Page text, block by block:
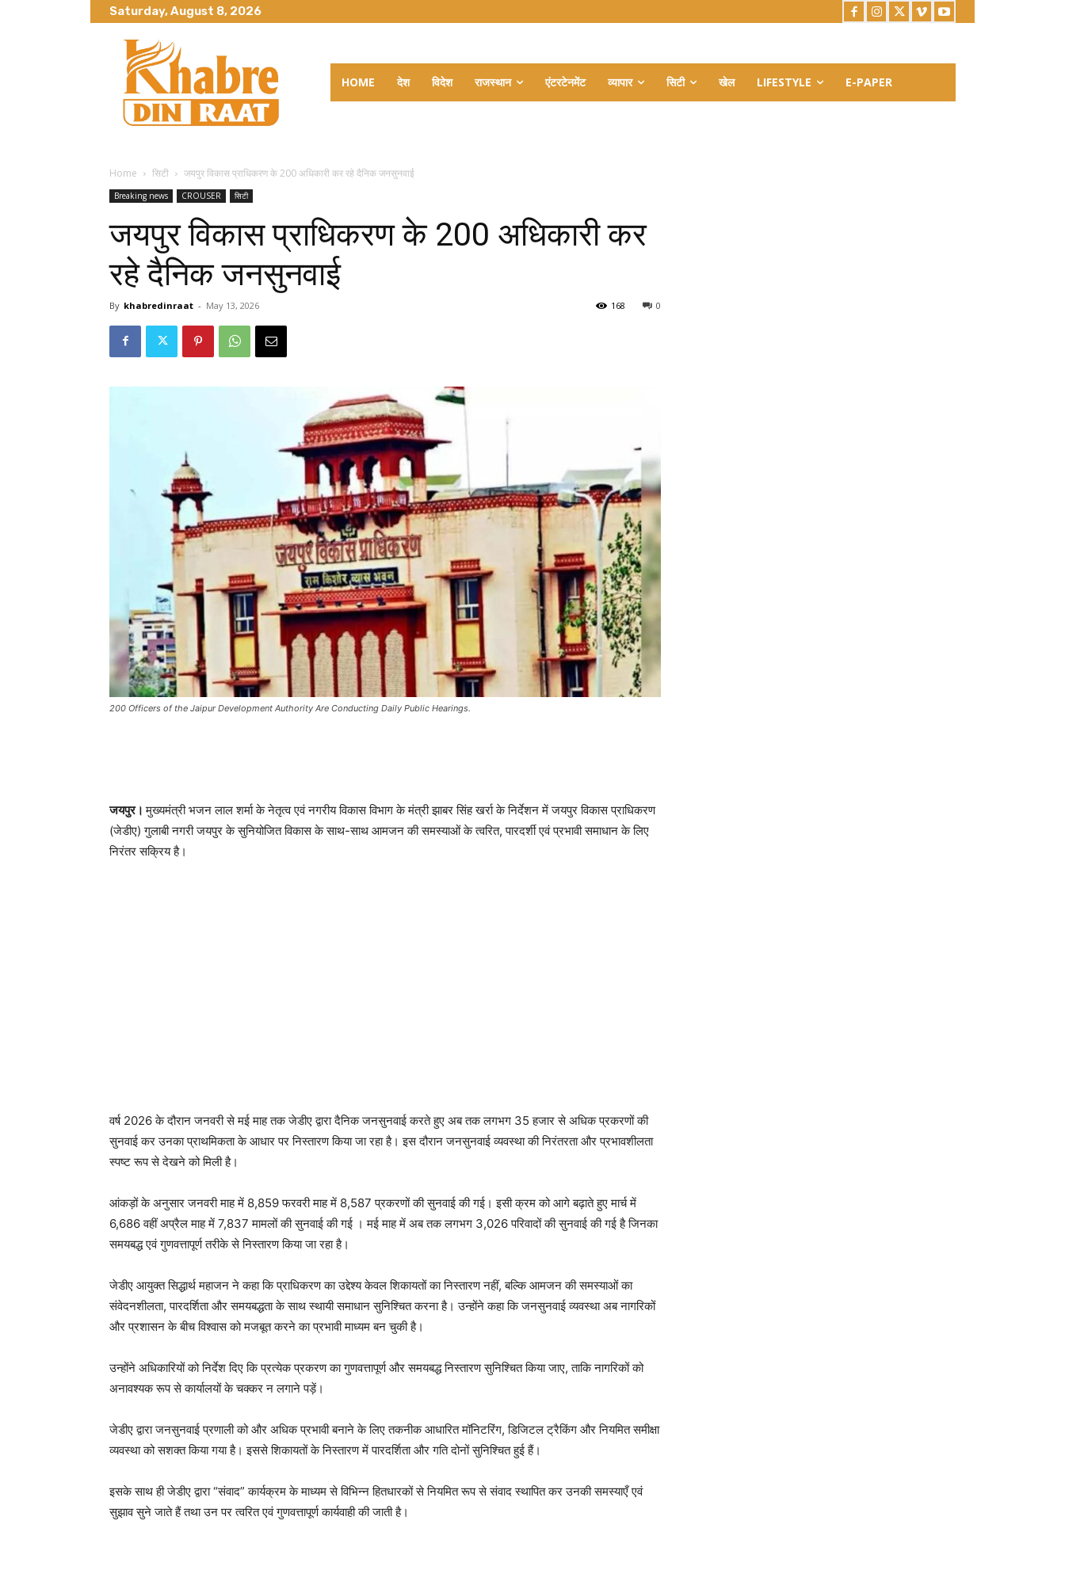
Saturday, August 8, 2026
HOME देश विदेश राजस्थान एंटरटेनमेंट व्यापार सिटी खेल LIFESTYLE E-PAPER
Home सिटी जयपुर विकास प्राधिकरण के 200 अधिकारी कर रहे दैनिक जनसुनवाई
Breaking news CROUSER सिटी
जयपुर विकास प्राधिकरण के 200 अधिकारी कर
रहे दैनिक जनसुनवाई
By khabredinraat - May 13, 2026 0
168
200 Officers of the Jaipur Development Authority Are Conducting Daily Public Hearings.
जयपुर।मुख्यमंत्री भजन लाल शर्मा के नेतृत्व एवं नगरीय विकास विभाग के मंत्री झाबर सिंह खर्रा के निर्देशन में जयपुर विकास प्राधिकरण
(जेडीए) गुलाबी नगरी जयपुर के सुनियोजित विकास के साथ-साथ आमजन की समस्याओं के त्वरित, पारदर्शी एवं प्रभावी समाधान के लिए
निरंतर सक्रिय है।
वर्ष 2026 के दौरान जनवरी से मई माह तक जेडीए द्वारा दैनिक जनसुनवाई करते हुए अब तक लगभग 35 हजार से अधिक प्रकरणों की
सुनवाई कर उनका प्राथमिकता के आधार पर निस्तारण किया जा रहा है। इस दौरान जनसुनवाई व्यवस्था की निरंतरता और प्रभावशीलता
स्पष्ट रूप से देखने को मिली है।
आंकड़ों के अनुसार जनवरी माह में 8,859 फरवरी माह में 8,587 प्रकरणों की सुनवाई की गई। इसी क्रम को आगे बढ़ाते हुए मार्च में
6,686 वहीं अप्रैल माह में 7,837 मामलों की सुनवाई की गई । मई माह में अब तक लगभग 3,026 परिवादों की सुनवाई की गई है जिनका
समयबद्ध एवं गुणवत्तापूर्ण तरीके से निस्तारण किया जा रहा है।
जेडीए आयुक्त सिद्धार्थ महाजन ने कहा कि प्राधिकरण का उद्देश्य केवल शिकायतों का निस्तारण नहीं, बल्कि आमजन की समस्याओं का
संवेदनशीलता, पारदर्शिता और समयबद्धता के साथ स्थायी समाधान सुनिश्चित करना है। उन्होंने कहा कि जनसुनवाई व्यवस्था अब नागरिकों
और प्रशासन के बीच विश्वास को मजबूत करने का प्रभावी माध्यम बन चुकी है।
उन्होंने अधिकारियों को निर्देश दिए कि प्रत्येक प्रकरण का गुणवत्तापूर्ण और समयबद्ध निस्तारण सुनिश्चित किया जाए, ताकि नागरिकों को
अनावश्यक रूप से कार्यालयों के चक्कर न लगाने पड़ें।
जेडीए द्वारा जनसुनवाई प्रणाली को और अधिक प्रभावी बनाने के लिए तकनीक आधारित मॉनिटरिंग, डिजिटल ट्रैकिंग और नियमित समीक्षा
व्यवस्था को सशक्त किया गया है। इससे शिकायतों के निस्तारण में पारदर्शिता और गति दोनों सुनिश्चित हुई हैं।
इसके साथ ही जेडीए द्वारा “संवाद” कार्यक्रम के माध्यम से विभिन्न हितधारकों से नियमित रूप से संवाद स्थापित कर उनकी समस्याएँ एवं
सुझाव सुने जाते हैं तथा उन पर त्वरित एवं गुणवत्तापूर्ण कार्यवाही की जाती है।